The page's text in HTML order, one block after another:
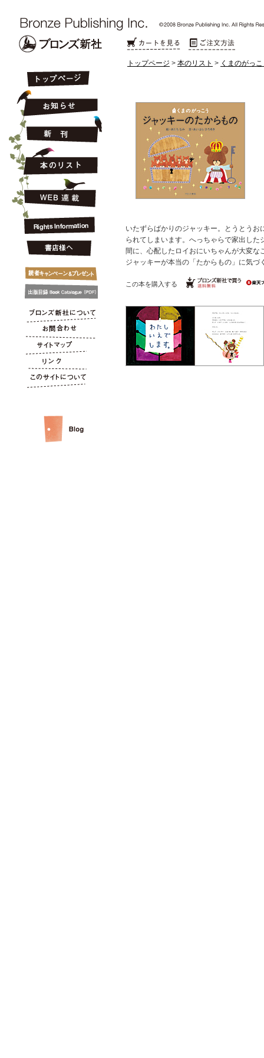
トップページ > 本のリスト > くまのがっ
いたずらばかりのジャッキー。とうとうお
られてしまいます。へっちゃらで家出した
間に、心配したロイおにいちゃんが大変な
ジャッキーが本当の「たからもの」に気づ
この本を購入する